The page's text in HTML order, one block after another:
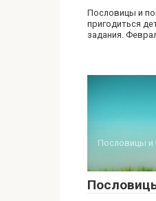
Пословицы и
пригодиться
задания.
Пословицы и